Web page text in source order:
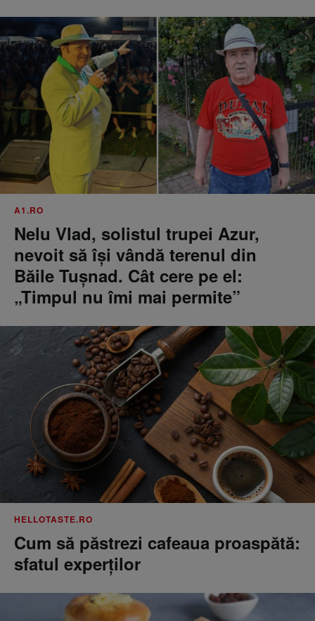
A1.RO
Nelu Vlad, solistul trupei Azur,
nevoit să își vândă terenul din
Băile Tușnad. Cât cere pe el:
„Timpul nu îmi mai permite”
HELLOTASTE.RO
Cum să păstrezi cafeaua proaspătă:
sfatul experților